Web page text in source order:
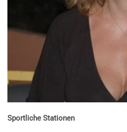
Sportliche Stationen